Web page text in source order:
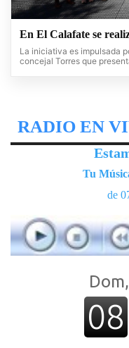
En El Calafate se
La iniciativa es impulsada
concejal Torres que
RADIO EN
Tu
de